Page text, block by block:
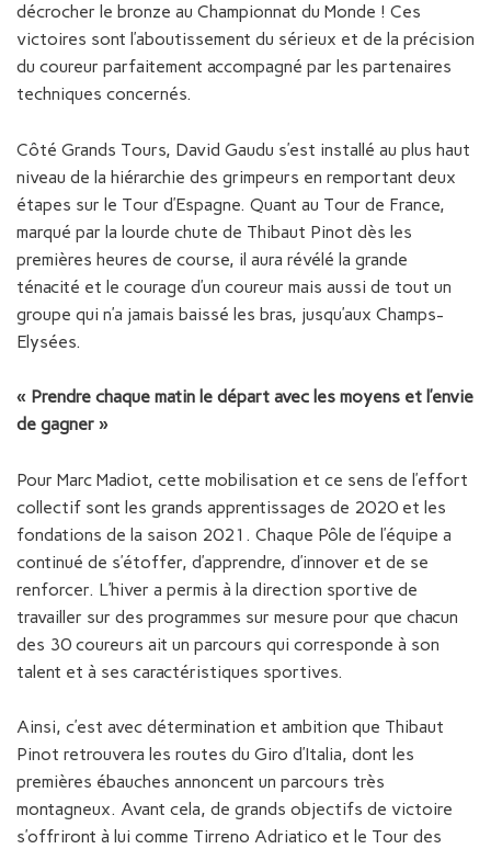
décrocher le bronze au Championnat du Monde ! Ces
victoires sont l’aboutissement du sérieux et de la précision
du coureur parfaitement accompagné par les partenaires
techniques concernés.
Côté Grands Tours, David Gaudu s’est installé au plus haut
niveau de la hiérarchie des grimpeurs en remportant deux
étapes sur le Tour d’Espagne. Quant au Tour de France,
marqué par la lourde chute de Thibaut Pinot dès les
premières heures de course, il aura révélé la grande
ténacité et le courage d’un coureur mais aussi de tout un
groupe qui n’a jamais baissé les bras, jusqu’aux Champs-
Elysées.
« Prendre chaque matin le départ avec les moyens et l’envie
de gagner »
Pour Marc Madiot, cette mobilisation et ce sens de l’effort
collectif sont les grands apprentissages de 2020 et les
fondations de la saison 2021. Chaque Pôle de l’équipe a
continué de s’étoffer, d’apprendre, d’innover et de se
renforcer. L’hiver a permis à la direction sportive de
travailler sur des programmes sur mesure pour que chacun
des 30 coureurs ait un parcours qui corresponde à son
talent et à ses caractéristiques sportives.
Ainsi, c’est avec détermination et ambition que Thibaut
Pinot retrouvera les routes du Giro d’Italia, dont les
premières ébauches annoncent un parcours très
montagneux. Avant cela, de grands objectifs de victoire
s’offriront à lui comme Tirreno Adriatico et le Tour des